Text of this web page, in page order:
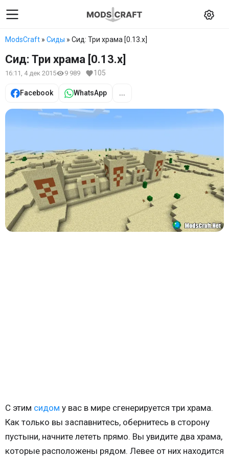
ModsCraft » Сиды » Сид: Три храма [0.13.x]
Сид: Три храма [0.13.x]
16:11, 4 дек 2015 9 989 105
Facebook WhatsApp ...
С этим сидом у вас в мире сгенерируется три храма.
Как только вы заспавнитесь, обернитесь в сторону
пустыни, начните лететь прямо. Вы увидите два храма,
которые расположены рядом. Левее от них находится